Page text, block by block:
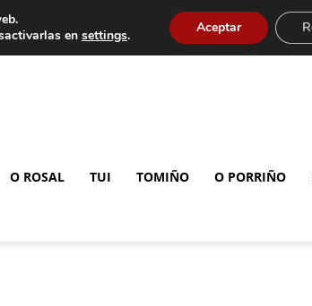
O ROSAL TUI TOMIÑO O PORRIÑO
en settings. Aceptar